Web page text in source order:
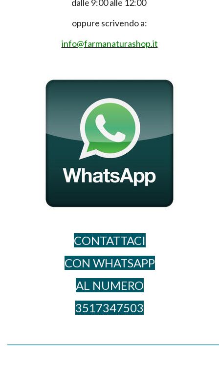
dalle 9:00 alle 12:00
oppure scrivendo a:
info@farmanaturashop.it
CONTATTACI
CON WHATSAPP
AL NUME​RO
3517347503